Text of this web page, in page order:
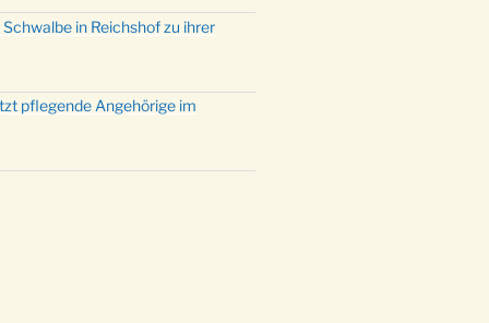
in Reichshof zu ihrer
pflegende Angehörige im